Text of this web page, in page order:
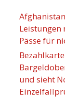
Leistungen
Pässe für
und sieht